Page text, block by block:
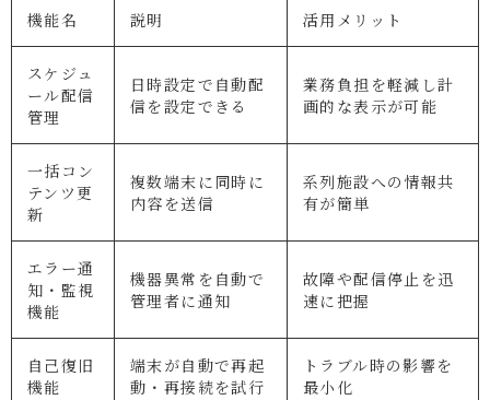
機能名 説明 活用メリット
スケジュ
ール配信
管理
日時設定で自動配
信を設定できる
業務負担を軽減し計
画的な表示が可能
一括コン
テンツ更
新
複数端末に同時に
内容を送信
系列施設への情報共
有が簡単
エラー通
知・監視
機能
機器異常を自動で
管理者に通知
故障や配信停止を迅
速に把握
自己復旧
機能
端末が自動で再起
動・再接続を試行
トラブル時の影響を
最小化